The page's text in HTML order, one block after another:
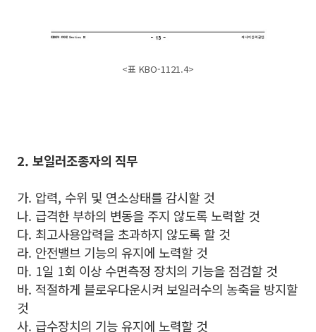
<표 KBO-1121.4>
2. 보일러조종자의 직무
가. 압력, 수위 및 연소상태를 감시할 것
나. 급격한 부하의 변동을 주지 않도록 노력할 것
다. 최고사용압력을 초과하지 않도록 할 것
라. 안전밸브 기능의 유지에 노력할 것
마. 1일 1회 이상 수면측정 장치의 기능을 점검할 것
바. 적절하게 블로우다운시켜 보일러수의 농축을 방지할
것
사. 급수장치의 기능 유지에 노력할 것